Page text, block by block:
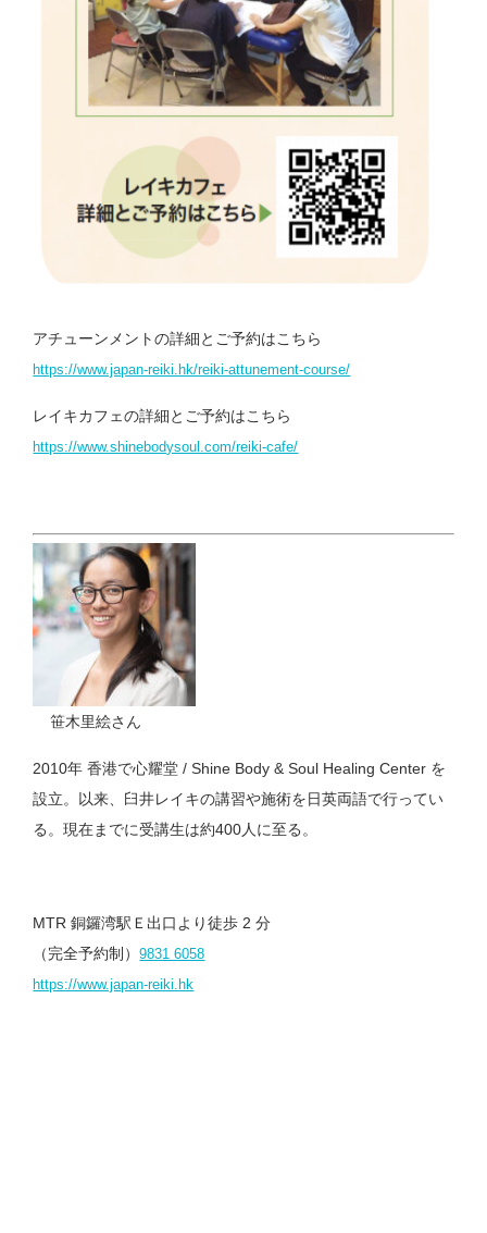
アチューンメントの詳細とご予約はこちら
https://www.japan-reiki.hk/reiki-attunement-course/
レイキカフェの詳細とご予約はこちら
https://www.shinebodysoul.com/reiki-cafe/
笹木里絵さん
2010年 香港で心耀堂 / Shine Body & Soul Healing Center を
設立。以来、臼井レイキの講習や施術を日英両語で行ってい
る。現在までに受講生は約400人に至る。
MTR 銅鑼湾駅Ｅ出口より徒歩 2 分
（完全予約制）9831 6058
https://www.japan-reiki.hk